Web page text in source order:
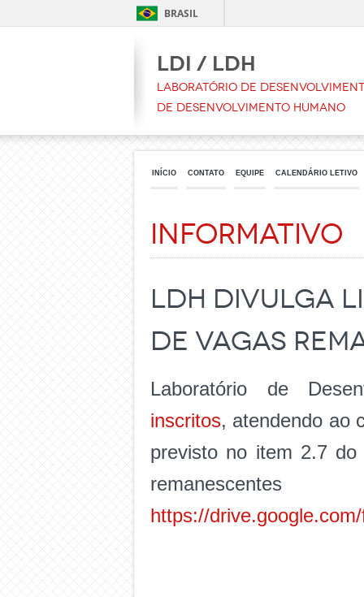
BRASIL
LDI / LDH
Laboratório de
de Desenvolvimento Humano
INÍCIO CONTATO EQUIPE CALENDÁRIO LETIVO
Informativo
LDH divulga
de Vagas
Laboratório de
inscritos, atendendo ao
previsto no item 2.7
https://